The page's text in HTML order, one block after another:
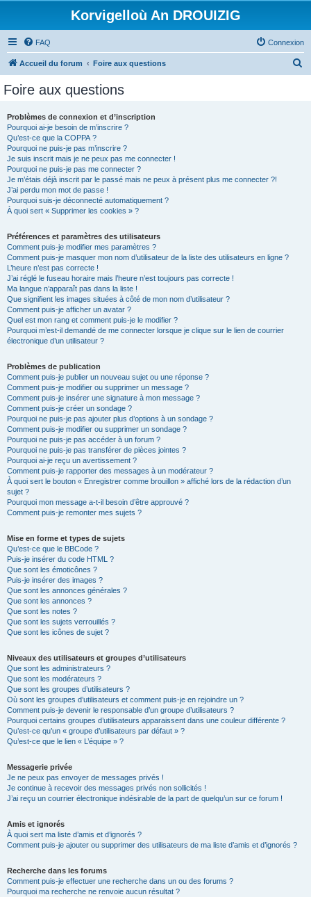
Korvigelloù An DROUIZIG
FAQ Connexion
Accueil du forum Foire aux questions
Foire aux questions
Problèmes de connexion et d’inscription
Pourquoi ai-je besoin de m’inscrire ?
Qu’est-ce que la COPPA ?
Pourquoi ne puis-je pas m’inscrire ?
Je suis inscrit mais je ne peux pas me connecter !
Pourquoi ne puis-je pas me connecter ?
Je m’étais déjà inscrit par le passé mais ne peux à présent plus me connecter ?!
J’ai perdu mon mot de passe !
Pourquoi suis-je déconnecté automatiquement ?
À quoi sert « Supprimer les cookies » ?
Préférences et paramètres des utilisateurs
Comment puis-je modifier mes paramètres ?
Comment puis-je masquer mon nom d’utilisateur de la liste des utilisateurs en ligne ?
L’heure n’est pas correcte !
J’ai réglé le fuseau horaire mais l’heure n’est toujours pas correcte !
Ma langue n’apparaît pas dans la liste !
Que signifient les images situées à côté de mon nom d’utilisateur ?
Comment puis-je afficher un avatar ?
Quel est mon rang et comment puis-je le modifier ?
Pourquoi m’est-il demandé de me connecter lorsque je clique sur le lien de courrier
électronique d’un utilisateur ?
Problèmes de publication
Comment puis-je publier un nouveau sujet ou une réponse ?
Comment puis-je modifier ou supprimer un message ?
Comment puis-je insérer une signature à mon message ?
Comment puis-je créer un sondage ?
Pourquoi ne puis-je pas ajouter plus d’options à un sondage ?
Comment puis-je modifier ou supprimer un sondage ?
Pourquoi ne puis-je pas accéder à un forum ?
Pourquoi ne puis-je pas transférer de pièces jointes ?
Pourquoi ai-je reçu un avertissement ?
Comment puis-je rapporter des messages à un modérateur ?
À quoi sert le bouton « Enregistrer comme brouillon » affiché lors de la rédaction d’un
sujet ?
Pourquoi mon message a-t-il besoin d’être approuvé ?
Comment puis-je remonter mes sujets ?
Mise en forme et types de sujets
Qu’est-ce que le BBCode ?
Puis-je insérer du code HTML ?
Que sont les émoticônes ?
Puis-je insérer des images ?
Que sont les annonces générales ?
Que sont les annonces ?
Que sont les notes ?
Que sont les sujets verrouillés ?
Que sont les icônes de sujet ?
Niveaux des utilisateurs et groupes d’utilisateurs
Que sont les administrateurs ?
Que sont les modérateurs ?
Que sont les groupes d’utilisateurs ?
Où sont les groupes d’utilisateurs et comment puis-je en rejoindre un ?
Comment puis-je devenir le responsable d’un groupe d’utilisateurs ?
Pourquoi certains groupes d’utilisateurs apparaissent dans une couleur différente ?
Qu’est-ce qu’un « groupe d’utilisateurs par défaut » ?
Qu’est-ce que le lien « L’équipe » ?
Messagerie privée
Je ne peux pas envoyer de messages privés !
Je continue à recevoir des messages privés non sollicités !
J’ai reçu un courrier électronique indésirable de la part de quelqu’un sur ce forum !
Amis et ignorés
À quoi sert ma liste d’amis et d’ignorés ?
Comment puis-je ajouter ou supprimer des utilisateurs de ma liste d’amis et d’ignorés ?
Recherche dans les forums
Comment puis-je effectuer une recherche dans un ou des forums ?
Pourquoi ma recherche ne renvoie aucun résultat ?